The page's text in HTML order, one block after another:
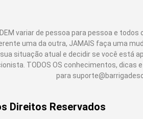
variar de pessoa para pessoa e
uma da outra, JAMAIS faça uma
situação atual e decidir se você está
TODOS OS conhecimentos, dicas
para
Direitos Reservados